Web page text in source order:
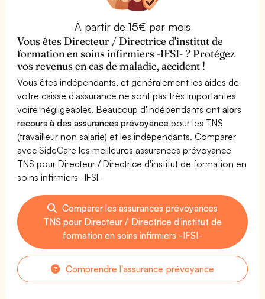
À partir de 15€ par mois
Vous êtes Directeur / Directrice d'institut de
formation en soins infirmiers -IFSI- ? Protégez
vos revenus en cas de maladie, accident !
Vous êtes indépendants, et généralement les aides de
votre caisse d'assurance ne sont pas très importantes
voire négligeables. Beaucoup d'indépendants ontalors
recours à des assurances prévoyance pour les TNS
(travailleur non salarié) et les indépendants. Comparer
avec SideCare les meilleures assurances prévoyance
TNS pour Directeur / Directrice d'institut de formation en
soins infirmiers -IFSI-
Comparer les assurances prévoyances
TNS pour Directeur / Directrice d'institut de
formation en soins infirmiers -IFSI-
Comprendre l'assurance prévoyance